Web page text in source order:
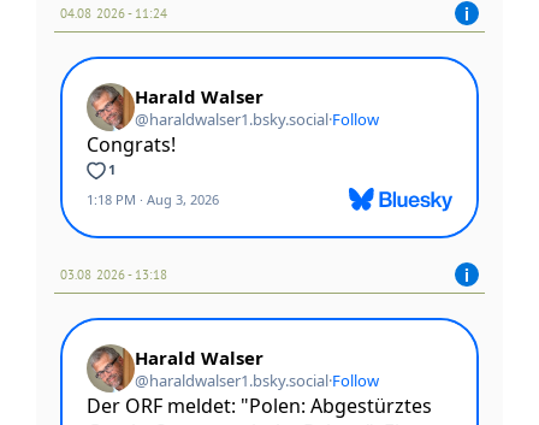
04.08 2026 - 11:24
03.08 2026 - 13:18